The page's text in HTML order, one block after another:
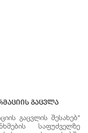
Გაცვლა
გაცვლის შესახებ“
საფუძველზე